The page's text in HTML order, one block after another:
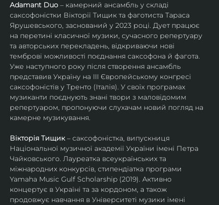
Adamant Duo – камерний ансамбль у складі
саксофоністки Вікторії Тищик та фаготиста Тараса
Ярушевського, заснований у 2023 році. Дует працює
на перетині класичної музики, сучасного репертуару
та авторських перекладень, відкриваючи нові
темброві можливості поєднання саксофона й фагота.
Уже наступного року після створення ансамбль
представив Україну на ІІІ Європейському конгресі
саксофоністів у Тренто (Італія). У своїх програмах
музиканти поєднують знані твори з маловідомим
репертуаром, пропонуючи слухачам новий погляд на
камерне музикування.
Вікторія Тищик – саксофоністка, випускниця
Національної музичної академії України імені Петра
Чайковського. Лауреатка всеукраїнських та
міжнародних конкурсів, стипендіатка програми
Yamaha Music Gulf Scholarship (2019). Активно
концертує в Україні та за кордоном, а також
продовжує навчання в Університеті музики імені